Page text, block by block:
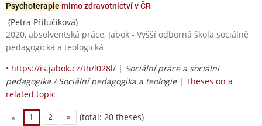
Psychoterapie mimo zdravotnictví v ČR
(Petra Přílučíková)
2020, absolventská práce, Jabok - Vyšší odborná škola sociálně
pedagogická a teologická
• https://is.jabok.cz/th/l028l/ | Sociální práce a sociální
pedagogika / Sociální pedagogika a teologie| Theses on a
related topic
« 1 2 » (total: 20 theses)